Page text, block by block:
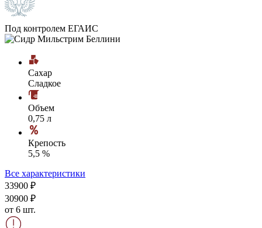
Под контролем ЕГАИС
Сахар
Сладкое
Объем
0,75 л
Крепость
5,5 %
Все характеристики
33900 ₽
30900 ₽
от 6 шт.